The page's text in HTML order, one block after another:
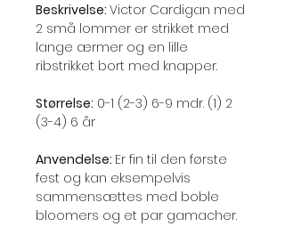
Beskrivelse: Victor Cardigan med
2 små lommer er strikket med
lange ærmer og en lille
ribstrikket bort med knapper.
Størrelse: 0-1 (2-3) 6-9 mdr. (1) 2
(3-4) 6 år
Anvendelse: Er fin til den første
fest og kan eksempelvis
sammensættes med boble
bloomers og et par gamacher.